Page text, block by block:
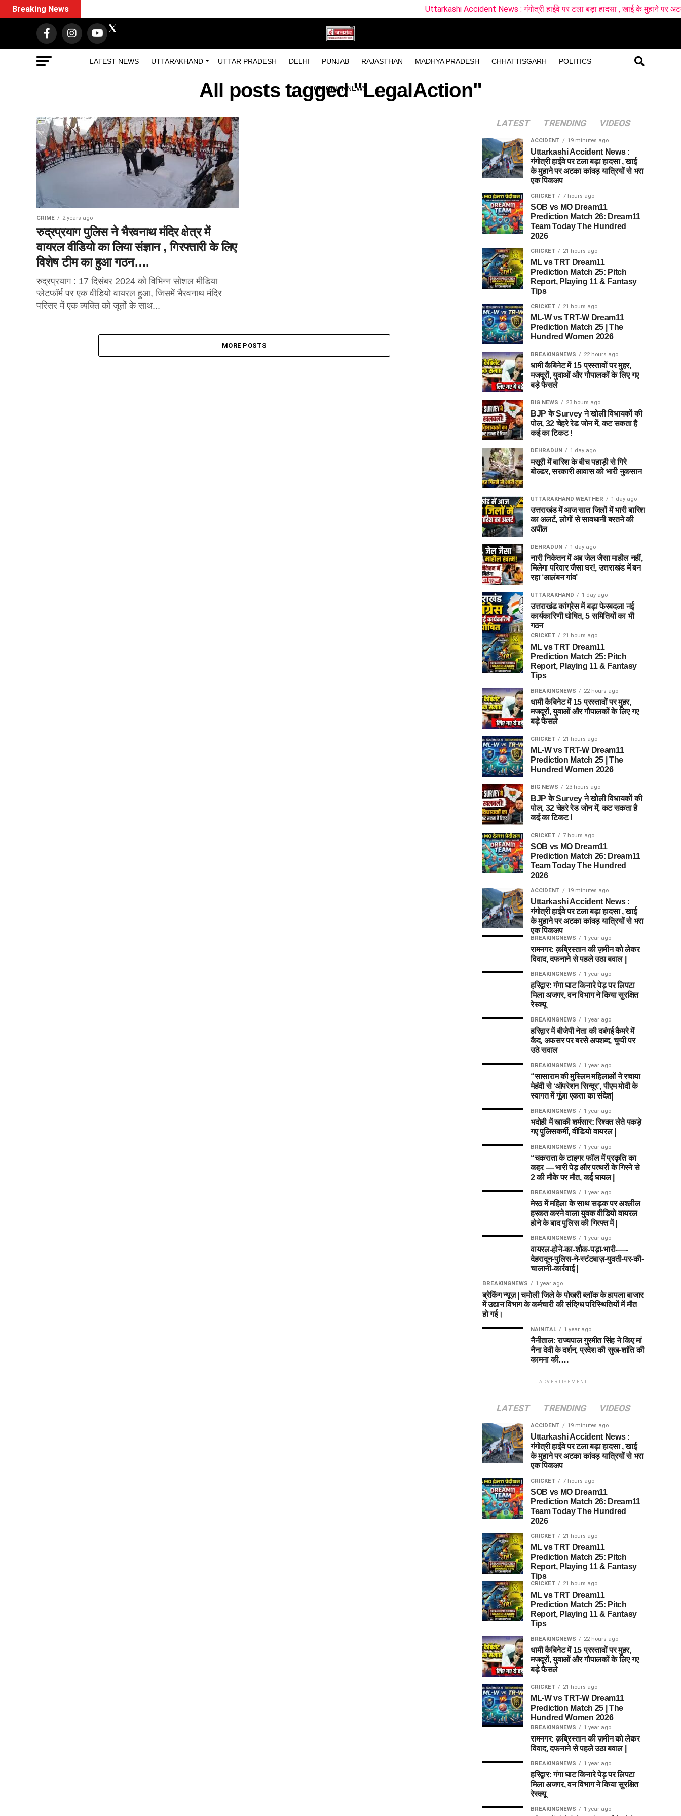
LATEST NEWS UTTARAKHAND UTTAR PRADESH DELHI PUNJAB RAJASTHAN MADHYA PRADESH CHHATTISGARH POLITICS
CRICKET NEWS
Breaking News Uttarkashi Accident News : गंगोत्री हाईवे पर टला बड़ा हादसा , खाई के मुहाने पर अटका कांवड़
All posts tagged "LegalAction"
CRIME 2 years ago
रुद्रप्रयाग पुलिस ने भैरवनाथ मंदिर क्षेत्र में
वायरल वीडियो का लिया संज्ञान , गिरफ्तारी के लिए
विशेष टीम का हुआ गठन….
रुद्रप्रयाग : 17 दिसंबर 2024 को विभिन्न सोशल मीडिया
प्लेटफॉर्म पर एक वीडियो वायरल हुआ, जिसमें भैरवनाथ मंदिर
परिसर में एक व्यक्ति को जूतों के साथ...
MORE POSTS
LATEST TRENDING VIDEOS
ACCIDENT 19 minutes ago
Uttarkashi Accident News :
गंगोत्री हाईवे पर टला बड़ा हादसा , खाई
के मुहाने पर अटका कांवड़ यात्रियों से भरा
एक पिकअप
CRICKET 7 hours ago
SOB vs MO Dream11
Prediction Match 26: Dream11
Team Today The Hundred
2026
CRICKET 21 hours ago
ML vs TRT Dream11
Prediction Match 25: Pitch
Report, Playing 11 & Fantasy
Tips
CRICKET 21 hours ago
ML-W vs TRT-W Dream11
Prediction Match 25 | The
Hundred Women 2026
BREAKINGNEWS 22 hours ago
धामी कैबिनेट में 15 प्रस्तावों पर मुहर,
मजदूरों, युवाओं और गौपालकों के लिए गए
बड़े फैसले
BIG NEWS 23 hours ago
BJP के Survey ने खोली विधायकों की
पोल, 32 चेहरे रेड जोन में, कट सकता है
कई का टिकट !
DEHRADUN 1 day ago
मसूरी में बारिश के बीच पहाड़ी से गिरे
बोल्डर, सरकारी आवास को भारी नुकसान
UTTARAKHAND WEATHER 1 day ago
उत्तराखंड में आज सात जिलों में भारी बारिश
का अलर्ट, लोगों से सावधानी बरतने की
अपील
DEHRADUN 1 day ago
नारी निकेतन में अब जेल जैसा माहौल नहीं,
मिलेगा परिवार जैसा घर!, उत्तराखंड में बन
रहा ‘आलंबन गांव’
UTTARAKHAND 1 day ago
उत्तराखंड कांग्रेस में बड़ा फेरबदल! नई
कार्यकारिणी घोषित, 5 समितियों का भी
गठन
CRICKET 21 hours ago
ML vs TRT Dream11
Prediction Match 25: Pitch
Report, Playing 11 & Fantasy
Tips
BREAKINGNEWS 22 hours ago
धामी कैबिनेट में 15 प्रस्तावों पर मुहर,
मजदूरों, युवाओं और गौपालकों के लिए गए
बड़े फैसले
CRICKET 21 hours ago
ML-W vs TRT-W Dream11
Prediction Match 25 | The
Hundred Women 2026
BIG NEWS 23 hours ago
BJP के Survey ने खोली विधायकों की
पोल, 32 चेहरे रेड जोन में, कट सकता है
कई का टिकट !
CRICKET 7 hours ago
SOB vs MO Dream11
Prediction Match 26: Dream11
Team Today The Hundred
2026
ACCIDENT 19 minutes ago
Uttarkashi Accident News :
गंगोत्री हाईवे पर टला बड़ा हादसा , खाई
के मुहाने पर अटका कांवड़ यात्रियों से भरा
एक पिकअप
BREAKINGNEWS 1 year ago
रामनगर: क़ब्रिस्तान की ज़मीन को लेकर
विवाद, दफनाने से पहले उठा बवाल |
BREAKINGNEWS 1 year ago
हरिद्वार: गंगा घाट किनारे पेड़ पर लिपटा
मिला अजगर, वन विभाग ने किया सुरक्षित
रेस्क्यू
BREAKINGNEWS 1 year ago
हरिद्वार में बीजेपी नेता की दबंगई कैमरे में
कैद, अफसर पर बरसे अपशब्द, चुप्पी पर
उठे सवाल
BREAKINGNEWS 1 year ago
“सासाराम की मुस्लिम महिलाओं ने रचाया
मेहंदी से ‘ऑपरेशन सिन्दूर’, पीएम मोदी के
स्वागत में गूंजा एकता का संदेश|
BREAKINGNEWS 1 year ago
भदोही में खाकी शर्मसार: रिश्वत लेते पकड़े
गए पुलिसकर्मी, वीडियो वायरल |
BREAKINGNEWS 1 year ago
“चकराता के टाइगर फॉल में प्रकृति का
कहर — भारी पेड़ और पत्थरों के गिरने से
2 की मौके पर मौत, कई घायल |
BREAKINGNEWS 1 year ago
मेरठ में महिला के साथ सड़क पर अश्लील
हरकत करने वाला युवक वीडियो वायरल
होने के बाद पुलिस की गिरफ्त में |
BREAKINGNEWS 1 year ago
वायरल-होने-का-शौक-पड़ा-भारी-—-
देहरादून-पुलिस-ने-स्टंटबाज़-युवती-पर-की-
चालानी-कार्रवाई |
BREAKINGNEWS 1 year ago
ब्रेकिंग न्यूज़ | चमोली जिले के पोखरी ब्लॉक के हापला बाजार
में उद्यान विभाग के कर्मचारी की संदिग्ध परिस्थितियों में मौत
हो गई।
NAINITAL 1 year ago
नैनीताल: राज्यपाल गुरमीत सिंह ने किए मां
नैना देवी के दर्शन, प्रदेश की सुख-शांति की
कामना की….
ADVERTISEMENT
LATEST TRENDING VIDEOS
ACCIDENT 19 minutes ago
Uttarkashi Accident News :
गंगोत्री हाईवे पर टला बड़ा हादसा , खाई
के मुहाने पर अटका कांवड़ यात्रियों से भरा
एक पिकअप
CRICKET 7 hours ago
SOB vs MO Dream11
Prediction Match 26: Dream11
Team Today The Hundred
2026
CRICKET 21 hours ago
ML vs TRT Dream11
Prediction Match 25: Pitch
Report, Playing 11 & Fantasy
Tips
CRICKET 21 hours ago
ML vs TRT Dream11
Prediction Match 25: Pitch
Report, Playing 11 & Fantasy
Tips
BREAKINGNEWS 22 hours ago
धामी कैबिनेट में 15 प्रस्तावों पर मुहर,
मजदूरों, युवाओं और गौपालकों के लिए गए
बड़े फैसले
CRICKET 21 hours ago
ML-W vs TRT-W Dream11
Prediction Match 25 | The
Hundred Women 2026
BREAKINGNEWS 1 year ago
रामनगर: क़ब्रिस्तान की ज़मीन को लेकर
विवाद, दफनाने से पहले उठा बवाल |
BREAKINGNEWS 1 year ago
हरिद्वार: गंगा घाट किनारे पेड़ पर लिपटा
मिला अजगर, वन विभाग ने किया सुरक्षित
रेस्क्यू
BREAKINGNEWS 1 year ago